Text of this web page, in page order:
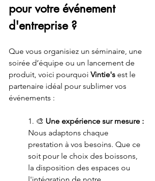
pour votre événement
d'entreprise ?
Que vous organisiez un séminaire, une
soirée d’équipe ou un lancement de
produit, voici pourquoi Vintie's est le
partenaire idéal pour sublimer vos
événements :
1. 🎨 Une expérience sur mesure :
Nous adaptons chaque
prestation à vos besoins. Que ce
soit pour le choix des boissons,
la disposition des espaces ou